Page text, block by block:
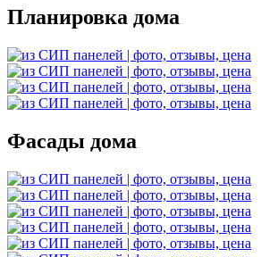
Планировка дома
Фасады дома